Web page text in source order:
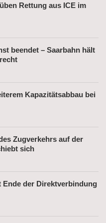
Rettung aus ICE im
beendet – Saarbahn hält
Kapazitätsabbau bei
Zugverkehrs auf der
sich
der Direktverbindung